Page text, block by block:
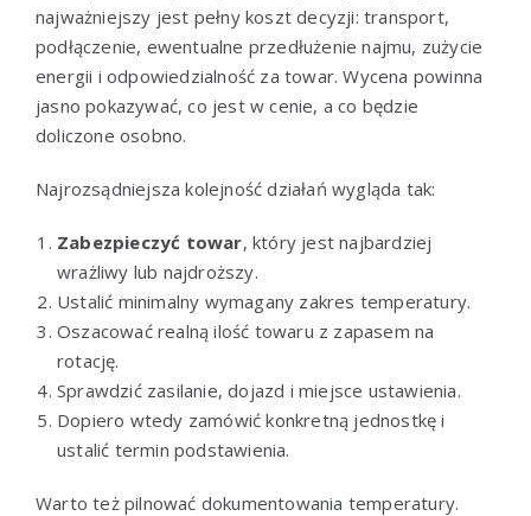
najważniejszy jest pełny koszt decyzji: transport,
podłączenie, ewentualne przedłużenie najmu, zużycie
energii i odpowiedzialność za towar. Wycena powinna
jasno pokazywać, co jest w cenie, a co będzie
doliczone osobno.
Najrozsądniejsza kolejność działań wygląda tak:
Zabezpieczyć towar, który jest najbardziej
wrażliwy lub najdroższy.
Ustalić minimalny wymagany zakres temperatury.
Oszacować realną ilość towaru z zapasem na
rotację.
Sprawdzić zasilanie, dojazd i miejsce ustawienia.
Dopiero wtedy zamówić konkretną jednostkę i
ustalić termin podstawienia.
Warto też pilnować dokumentowania temperatury.